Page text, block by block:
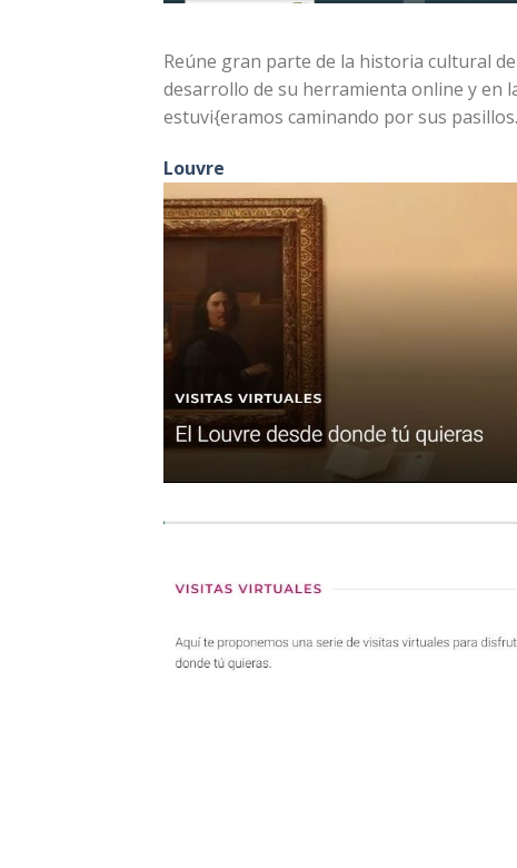
Reúne gran parte de la historia cultural
desarrollo de su herramienta online y en
estuvi{eramos caminando por sus pasillos.
Louvre